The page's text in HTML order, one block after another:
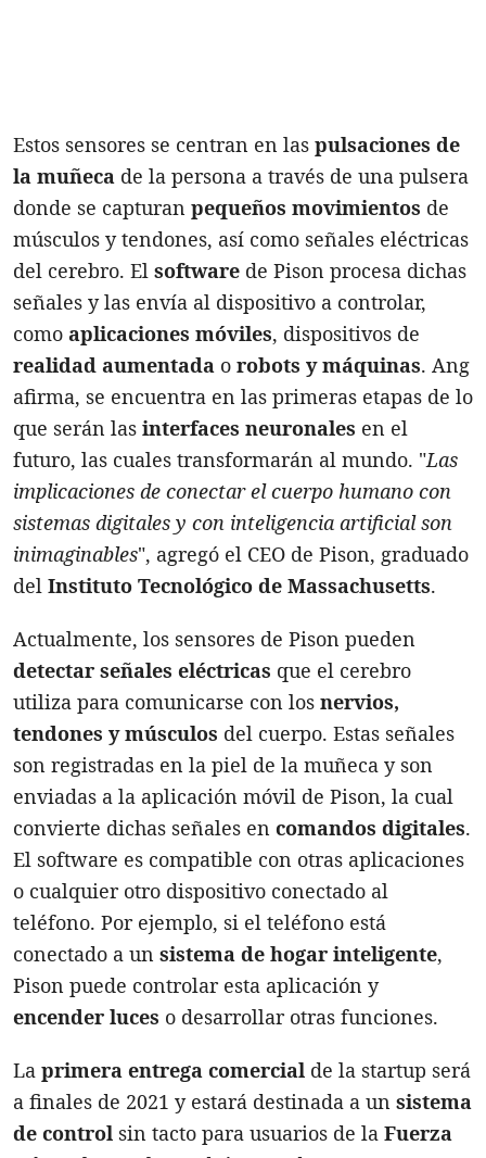
Estos sensores se centran en las pulsaciones de
la muñeca de la persona a través de una pulsera
donde se capturan pequeños movimientos de
músculos y tendones, así como señales eléctricas
del cerebro. El software de Pison procesa dichas
señales y las envía al dispositivo a controlar,
como aplicaciones móviles, dispositivos de
realidad aumentada o robots y máquinas. Ang
afirma, se encuentra en las primeras etapas de lo
que serán las interfaces neuronales en el
futuro, las cuales transformarán al mundo. "Las
implicaciones de conectar el cuerpo humano con
sistemas digitales y con inteligencia artificial son
inimaginables", agregó el CEO de Pison, graduado
del Instituto Tecnológico de Massachusetts.
Actualmente, los sensores de Pison pueden
detectar señales eléctricas que el cerebro
utiliza para comunicarse con los nervios,
tendones y músculos del cuerpo. Estas señales
son registradas en la piel de la muñeca y son
enviadas a la aplicación móvil de Pison, la cual
convierte dichas señales en comandos digitales.
El software es compatible con otras aplicaciones
o cualquier otro dispositivo conectado al
teléfono. Por ejemplo, si el teléfono está
conectado a un sistema de hogar inteligente,
Pison puede controlar esta aplicación y
encender luces o desarrollar otras funciones.
La primera entrega comercial de la startup será
a finales de 2021 y estará destinada a un sistema
de control sin tacto para usuarios de la Fuerza